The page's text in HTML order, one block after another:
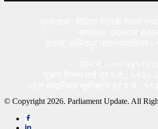
© Copyright 2026. Parliament Update. All